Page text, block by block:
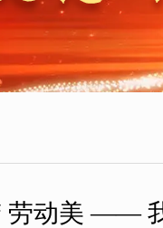
劳动美 ——